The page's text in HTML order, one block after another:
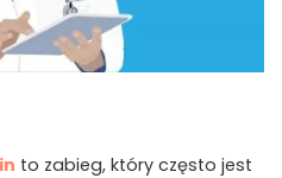
to zabieg, który często jest